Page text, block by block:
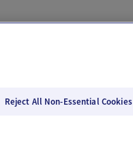
Reject All Non-Essential Cookies